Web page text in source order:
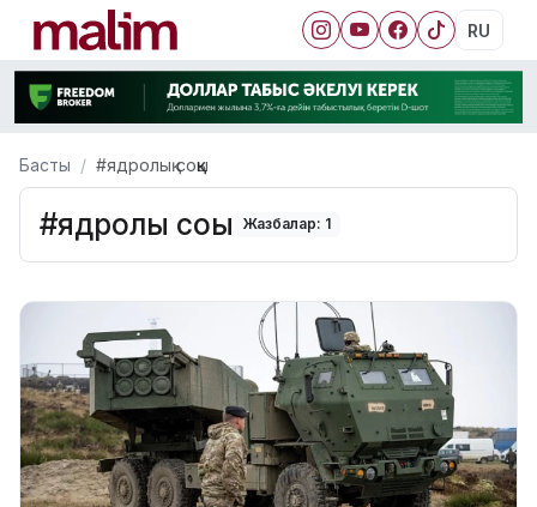
RU
Басты #ядролық соққы
#ядролық соққы Жазбалар: 1